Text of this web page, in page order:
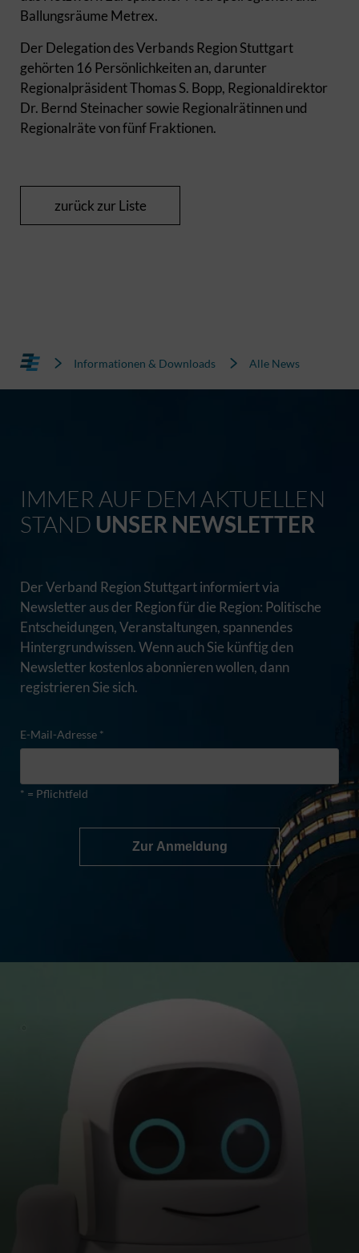
Ballungsräume Metrex.
Der Delegation des Verbands Region Stuttgart
gehörten 16 Persönlichkeiten an, darunter
Regionalpräsident Thomas S. Bopp, Regionaldirektor
Dr. Bernd Steinacher sowie Regionalrätinnen und
Regionalräte von fünf Fraktionen.
zurück zur Liste
Informationen & Downloads Alle News
IMMER AUF DEM AKTUELLEN
STAND UNSER NEWSLETTER
Der Verband Region Stuttgart informiert via
Newsletter aus der Region für die Region: Politische
Entscheidungen, Veranstaltungen, spannendes
Hintergrundwissen. Wenn auch Sie künftig den
Newsletter kostenlos abonnieren wollen, dann
registrieren Sie sich.
E-Mail-Adresse *
* = Pflichtfeld
Zur Anmeldung